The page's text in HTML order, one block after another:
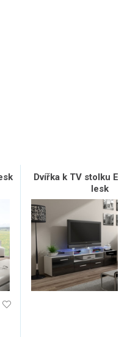
Dvířka k TV stolku
lesk